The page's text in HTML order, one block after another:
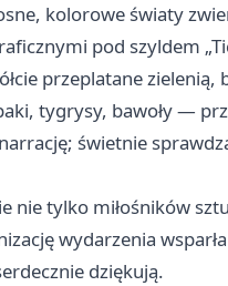
kolorowe światy
pod szyldem
przeplatane
tygrysy, bawoły —
świetnie
tylko miłośników
wydarzenia
dziękują.